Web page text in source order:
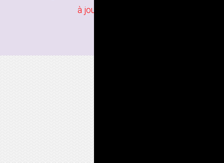
à jour en juin 2026